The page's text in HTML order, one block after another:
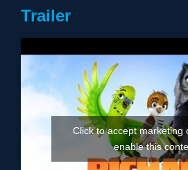
Trailer
Click to accept marketing
enable this